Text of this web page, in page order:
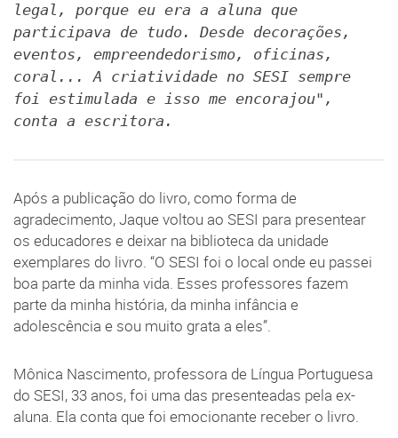
legal, porque eu era a aluna que
participava de tudo. Desde decorações,
eventos, empreendedorismo, oficinas,
coral... A criatividade no SESI sempre
foi estimulada e isso me encorajou",
conta a escritora.
Após a publicação do livro, como forma de
agradecimento, Jaque voltou ao SESI para presentear
os educadores e deixar na biblioteca da unidade
exemplares do livro. “O SESI foi o local onde eu passei
boa parte da minha vida. Esses professores fazem
parte da minha história, da minha infância e
adolescência e sou muito grata a eles”.
Mônica Nascimento, professora de Língua Portuguesa
do SESI, 33 anos, foi uma das presenteadas pela ex-
aluna. Ela conta que foi emocionante receber o livro.